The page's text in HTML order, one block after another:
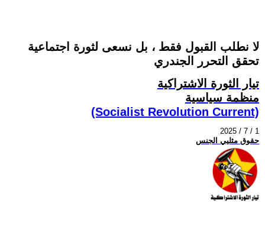
لا نطلب القبول فقط ، بل نسعى لثورة اجتماعية
تحقق التحرر الجندري
تيار الثورة الاشتراكية
منظمة سياسية
(Socialist Revolution Current)
2025 / 7 / 1
حقوق مثليي الجنس